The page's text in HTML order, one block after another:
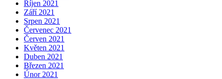
Říjen 2021
Září 2021
Srpen 2021
Červenec 2021
Červen 2021
Květen 2021
Duben 2021
Březen 2021
Únor 2021